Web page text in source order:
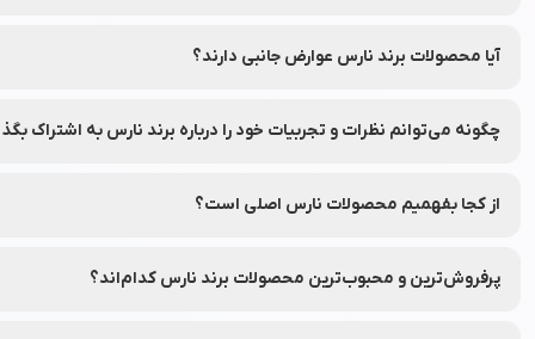
آیا محصولات برند نارس عوارض جانبی دارند؟
چگونه می‌توانم نظرات و تجربیات خود را درباره برند نارس به اشتراک
از کجا بفهمیم محصولات نارس اصلی است؟
پرفروش‌ترین و محبوب‌ترین محصولات برند نارس کدام‌اند؟